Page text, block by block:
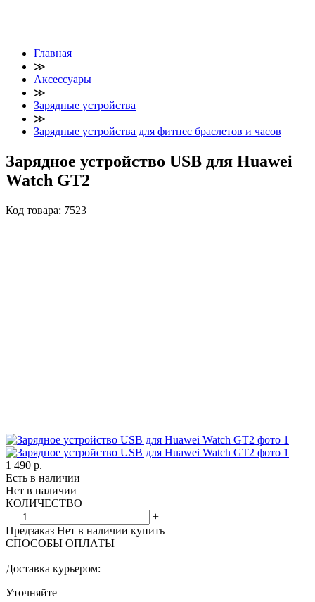
Главная
≫
Аксессуары
≫
Зарядные устройства
≫
Зарядные устройства для фитнес браслетов и часов
Зарядное устройство USB для Huawei
Watch GT2
Код товара: 7523
1 490 р.
Есть в наличии
Нет в наличии
КОЛИЧЕСТВО
—
+
Предзаказ Нет в наличии купить
СПОСОБЫ ОПЛАТЫ
Доставка курьером:
Уточняйте